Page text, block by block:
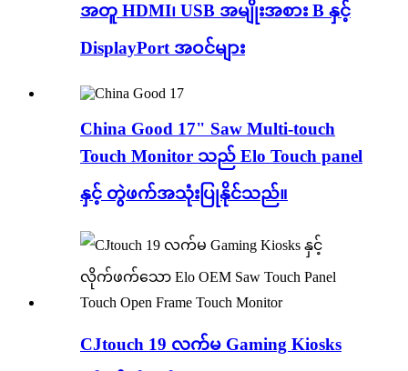
အတူ HDMI၊ USB အမျိုးအစား B နှင့်
DisplayPort အဝင်များ
China Good 17" Saw Multi-touch
Touch Monitor သည် Elo Touch panel
နှင့် တွဲဖက်အသုံးပြုနိုင်သည်။
CJtouch 19 လက်မ Gaming Kiosks